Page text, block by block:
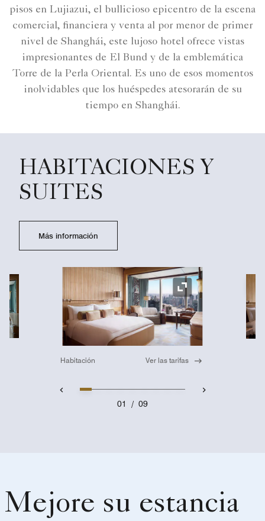
pisos en Lujiazui, el bullicioso epicentro de la escena
comercial, financiera y venta al por menor de primer
nivel de Shanghái, este lujoso hotel ofrece vistas
impresionantes de El Bund y de la emblemática
Torre de la Perla Oriental. Es uno de esos momentos
inolvidables que los huéspedes atesorarán de su
tiempo en Shanghái.
HABITACIONES Y
SUITES
Más información
Icono de expansión
Habitación Ver las tarifas
01 / 09
Mejore su estancia